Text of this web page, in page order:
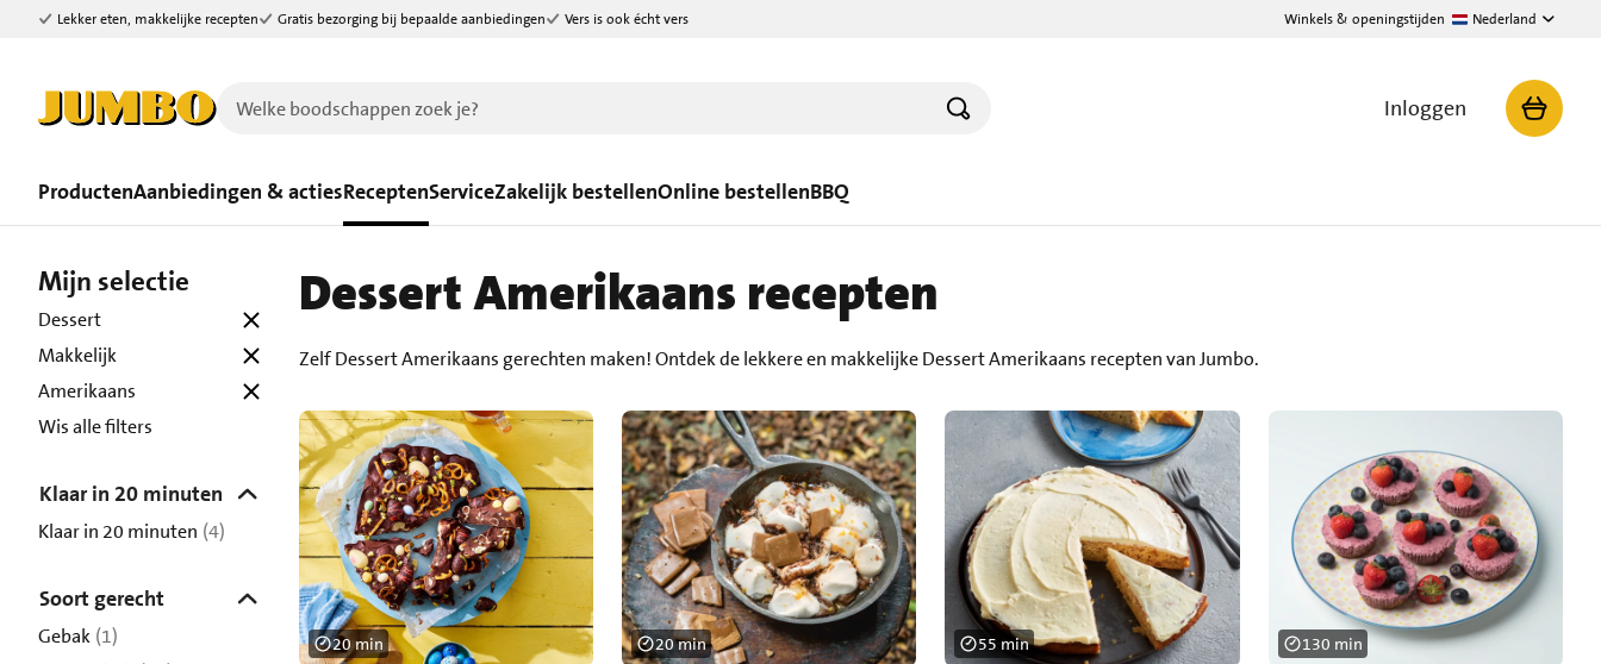
Ga naar zoeken
Ga naar hoofdinhoud
Lekker eten, makkelijke recepten Gratis bezorging bij bepaalde aanbiedingen Vers is ook écht vers Winkels & openingstijden Nederland
Inloggen
ProductenAanbiedingen & actiesReceptenServiceZakelijk bestellenOnline bestellenBBQ
Mijn selectie
Dessert
Makkelijk
Amerikaans
Wis alle filters
Klaar in 20 minuten
Klaar in 20 minuten (4)
Soort gerecht
Gebak (1)
Dessert Amerikaans recepten
Zelf Dessert Amerikaans gerechten maken! Ontdek de lekkere en makkelijke Dessert Amerikaans recepten van Jumbo.
20 min 20 min 55 min 130 min